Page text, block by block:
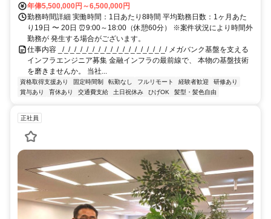
年俸5,500,000円～6,500,000円
勤務時間詳細 実働時間：1日あたり8時間 平均勤務日数：1ヶ月あた
り19日 〜 20日 ⏰9:00～18:00（休憩60分） ※案件状況により時間外
勤務が 発生する場合がございます。
仕事内容 _/_/_/_/_/_/_/_/_/_/_/_/_/_/_/_/_/_/ メガバンク基盤を支える
インフラエンジニア募集 金融インフラの最前線で、 本物の基盤技術
を磨きませんか。 当社...
資格取得支援あり 固定時間制 転勤なし フルリモート 経験者歓迎
研修あり
賞与あり
育休あり 交通費支給 土日祝休み ひげOK 髪型・髪色自由
正社員